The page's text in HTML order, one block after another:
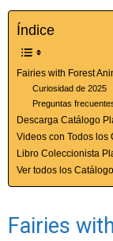
Índice
Fairies with Forest
Curiosidad de 2025
Preguntas
Descarga Catálogo
Videos con Todos los
Libro Coleccionista
Ver todos los
Fairies